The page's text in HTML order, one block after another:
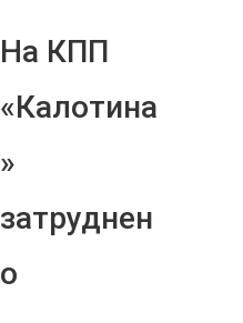
На КПП
«Калотина
»
затруднен
о